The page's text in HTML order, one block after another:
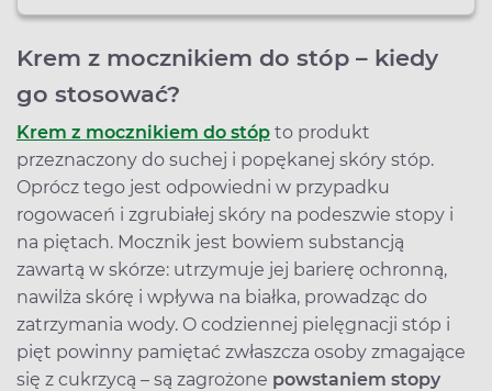
Krem z mocznikiem do stóp – kiedy
go stosować?
Krem z mocznikiem do stóp to produkt
przeznaczony do suchej i popękanej skóry stóp.
Oprócz tego jest odpowiedni w przypadku
rogowaceń i zgrubiałej skóry na podeszwie stopy i
na piętach. Mocznik jest bowiem substancją
zawartą w skórze: utrzymuje jej barierę ochronną,
nawilża skórę i wpływa na białka, prowadząc do
zatrzymania wody. O codziennej pielęgnacji stóp i
pięt powinny pamiętać zwłaszcza osoby zmagające
się z cukrzycą – są zagrożone powstaniem stopy